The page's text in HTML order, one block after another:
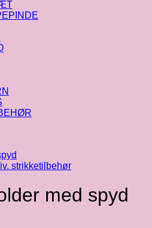
strikketilbehør
med spyd